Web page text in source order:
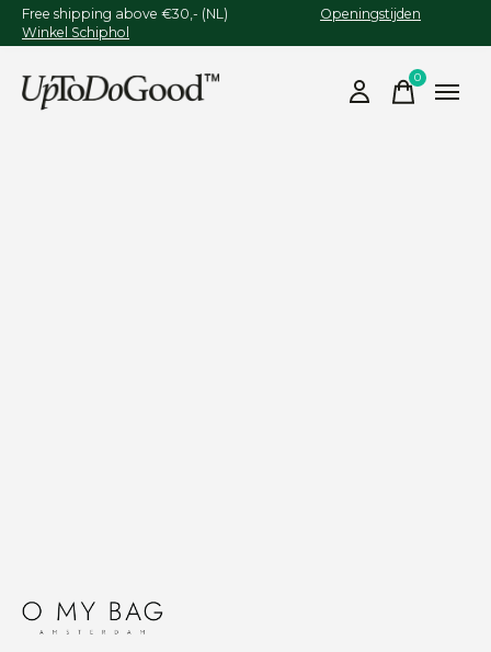
Free shipping above €30,- (NL) Openingstijden
Winkel Schiphol
0items